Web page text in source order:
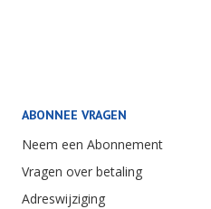
ABONNEE VRAGEN
Neem een Abonnement
Vragen over betaling
Adreswijziging